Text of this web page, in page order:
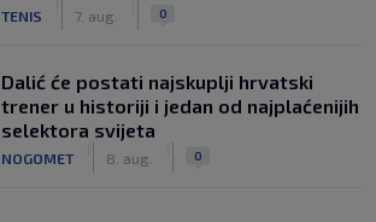
TENIS 7. aug. 0
Dalić će postati najskuplji hrvatski
trener u historiji i jedan od najplaćenijih
selektora svijeta
NOGOMET 8. aug. 0